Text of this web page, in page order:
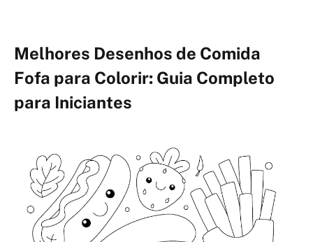
Melhores Desenhos de Comida
Fofa para Colorir: Guia Completo
para Iniciantes